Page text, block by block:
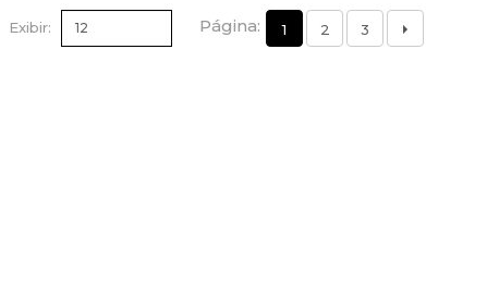
Exibir Página: 1 2 3